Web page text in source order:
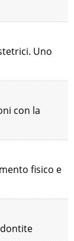
Uno
con la
fisico e